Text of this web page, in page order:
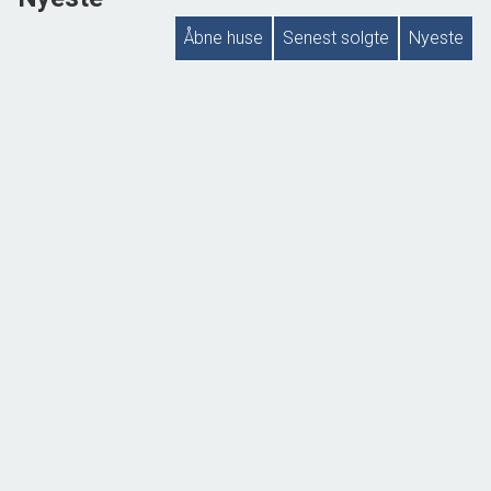
Åbne huse Senest solgte Nyeste